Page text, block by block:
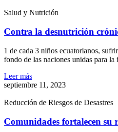
Salud y Nutrición
Contra la desnutrición
1 de cada 3 niños ecuatorianos,
fondo de las naciones unidas para
Leer más
septiembre 11, 2023
Reducción de Riesgos de Desastres
Comunidades fortalecen su